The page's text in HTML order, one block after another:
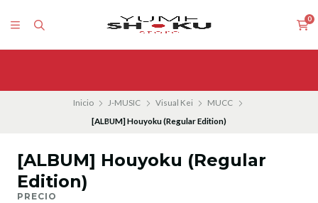
0
Inicio J-MUSIC Visual Kei
MUCC
[ALBUM] Houyoku (Regular Edition)
[ALBUM] Houyoku (Regular
Edition)
PRECIO